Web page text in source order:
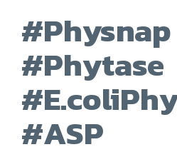
#Physnap
#Phytase
#ASP